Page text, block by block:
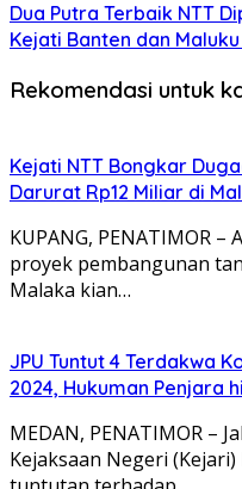
Dua Putra Terbaik NTT
Kejati Banten dan
Rekomendasi untuk
Kejati NTT Bongkar
Darurat Rp12 Miliar di
KUPANG, PENATIMOR
proyek pembangunan
Malaka kian…
JPU Tuntut 4 Terdakwa
2024, Hukuman Penjara
MEDAN, PENATIMOR –
Kejaksaan Negeri